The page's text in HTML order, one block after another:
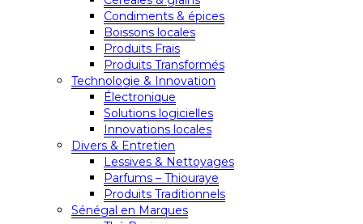
Condiments & épices
Boissons locales
Produits Frais
Produits Transformés
Technologie & Innovation
Électronique
Solutions logicielles
Innovations locales
Divers & Entretien
Lessives & Nettoyages
Parfums – Thiouraye
Produits Traditionnels
Sénégal en Marques